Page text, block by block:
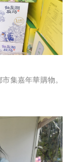
集嘉年華購物。